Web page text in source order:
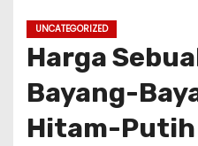
UNCATEGORIZED
Harga
Bayang-
Hitam-Putih